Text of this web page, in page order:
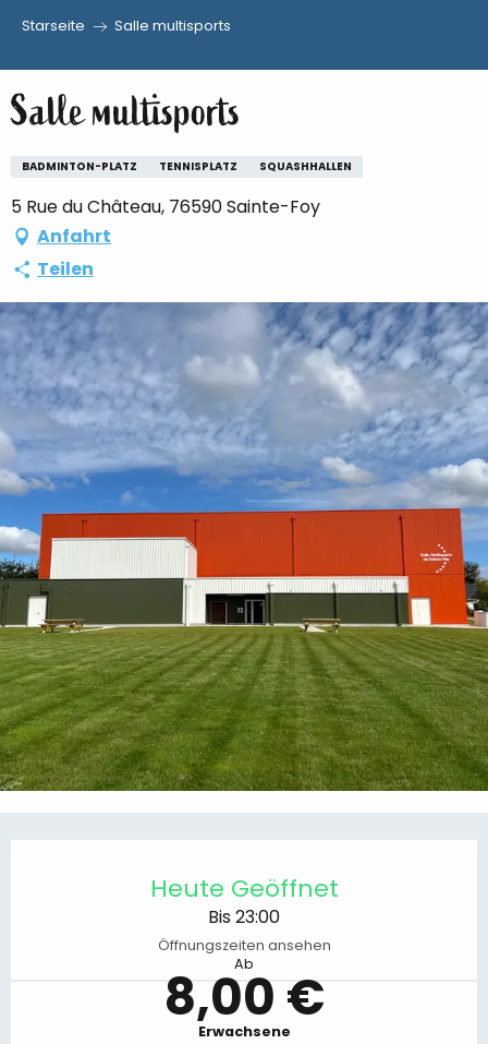
au
contenu
principal
Starseite Salle multisports
Salle multisports
BADMINTON-PLATZ TENNISPLATZ SQUASHHALLEN
5 Rue du Château, 76590 Sainte-Foy
Anfahrt
Teilen
Heute Geöffnet
Bis 23:00
Öffnungszeiten ansehen
Ab
8,00 €
Erwachsene